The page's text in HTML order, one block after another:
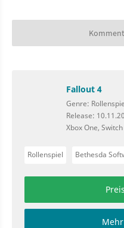
Fallout 4
Genre:
Release:
Xbox One,
Rollenspiel Bethesda